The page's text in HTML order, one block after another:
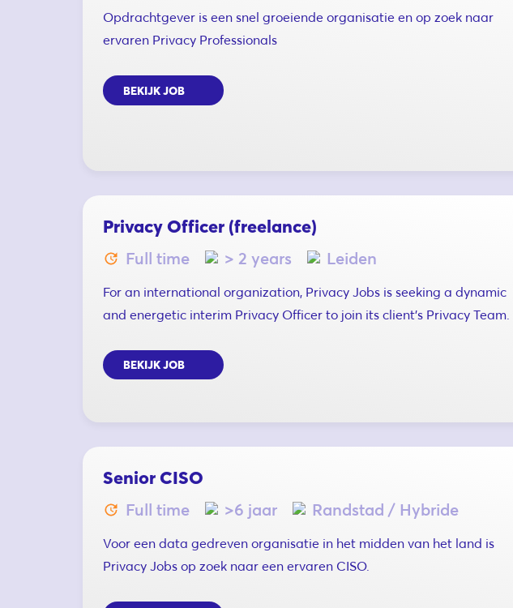
Opdrachtgever is een snel groeiende organisatie en op zoek naar
ervaren Privacy Professionals
BEKIJK JOB
Privacy Officer (freelance)
Full time > 2 years Leiden
For an international organization, Privacy Jobs is seeking a dynamic
and energetic interim Privacy Officer to join its client’s Privacy Team.
BEKIJK JOB
Senior CISO
Full time >6 jaar Randstad / Hybride
Voor een data gedreven organisatie in het midden van het land is
Privacy Jobs op zoek naar een ervaren CISO.